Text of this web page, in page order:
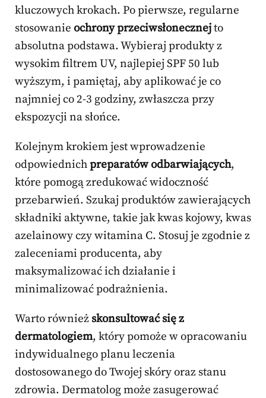
kluczowych krokach. Po pierwsze, regularne
stosowanie ochrony przeciwsłonecznejto
absolutna podstawa. Wybieraj produkty z
wysokim filtrem UV, najlepiej SPF 50 lub
wyższym, i pamiętaj, aby aplikować je co
najmniej co 2-3 godziny, zwłaszcza przy
ekspozycji na słońce.
Kolejnym krokiem jest wprowadzenie
odpowiednichpreparatów odbarwiających,
które pomogą zredukować widoczność
przebarwień. Szukaj produktów zawierających
składniki aktywne, takie jak kwas kojowy, kwas
azelainowy czy witamina C. Stosuj je zgodnie z
zaleceniami producenta, aby
maksymalizować ich działanie i
minimalizować podrażnienia.
Warto również skonsultować się z
dermatologiem, który pomoże w opracowaniu
indywidualnego planu leczenia
dostosowanego do Twojej skóry oraz stanu
zdrowia. Dermatolog może zasugerować